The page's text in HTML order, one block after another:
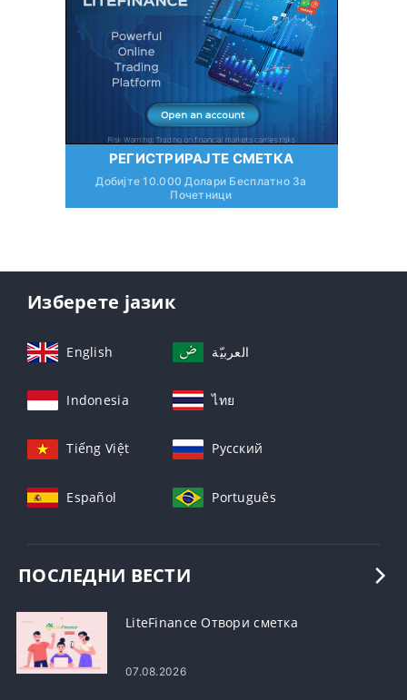
РЕГИСТРИРАЈТЕ СМЕТКА
Добијте 10.000 Долари Бесплатно За
Почетници
Изберете јазик
English العربيّة
Indonesia ไทย
Tiếng Việt Русский
Español Português
ПОСЛЕДНИ ВЕСТИ
LiteFinance Отвори сметка
07.08.2026